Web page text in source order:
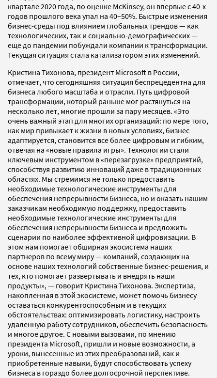
квартале 2020 года, по оценке McKinsey, он впервые с 40-х
годов прошлого века упал на 40–50%. Быстрые изменения
бизнес-среды под влиянием глобальных трендов — как
технологических, так и социально-демографических —
еще до пандемии побуждали компании к трансформации.
Текущая ситуация стала катализатором этих изменений.
Кристина Тихонова, президент Microsoft в России,
отмечает, что сегодняшняя ситуация беспрецедентна для
бизнеса любого масштаба и отрасли. Путь цифровой
трансформации, который раньше мог растянуться на
несколько лет, многие прошли за пару месяцев. «Это
очень важный этап для многих организаций: по мере того,
как мир привыкает к жизни в новых условиях, бизнес
адаптируется, становится все более цифровым и гибким,
отвечая на «новые правила игры». Технологии стали
ключевым инструментом в «перезагрузке» предприятий,
способствуя развитию инноваций даже в традиционных
областях. Мы стремимся не только предоставить
необходимые технологические инструменты для
обеспечения непрерывности бизнеса, но и оказать нашим
заказчикам необходимую поддержку, предоставить
необходимые технологические инструменты для
обеспечения непрерывности бизнеса и предложить
сценарии по наиболее эффективной цифровизации. В
этом нам помогает обширная экосистема наших
партнеров по всему миру — компаний, создающих на
основе наших технологий собственные бизнес-решения, и
тех, кто помогает развертывать и внедрять наши
продукты», — говорит Кристина Тихонова. Экспертиза,
накопленная в этой экосистеме, может помочь бизнесу
оставаться конкурентоспособным и в текущих
обстоятельствах: оптимизировать логистику, настроить
удаленную работу сотрудников, обеспечить безопасность
и многое другое. С новыми вызовами, по мнению
президента Microsoft, пришли и новые возможности, а
уроки, вынесенные из этих преобразований, как и
приобретенные навыки, будут способствовать успеху
бизнеса в гораздо более долгосрочной перспективе.